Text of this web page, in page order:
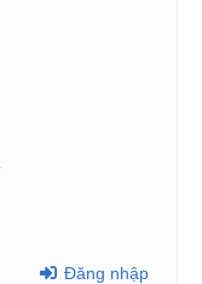
Đăng nhập